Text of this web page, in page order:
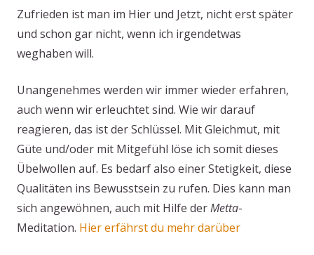
Zufrieden ist man im Hier und Jetzt, nicht erst später
und schon gar nicht, wenn ich irgendetwas
weghaben will.
Unangenehmes werden wir immer wieder erfahren,
auch wenn wir erleuchtet sind. Wie wir darauf
reagieren, das ist der Schlüssel. Mit Gleichmut, mit
Güte und/oder mit Mitgefühl löse ich somit dieses
Übelwollen auf. Es bedarf also einer Stetigkeit, diese
Qualitäten ins Bewusstsein zu rufen. Dies kann man
sich angewöhnen, auch mit Hilfe derMetta-
Meditation. Hier erfährst du mehr darüber